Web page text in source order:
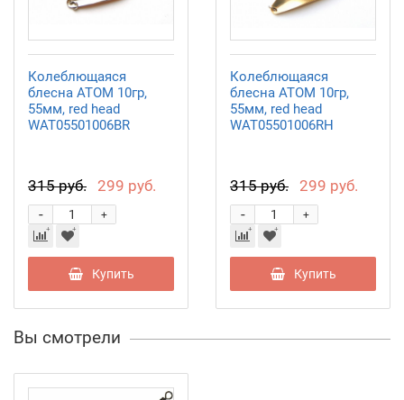
Колеблющаяся
блесна АТОМ 10гр,
55мм, red head
WAT05501006BR
315 руб. 299 руб.
+
-
Купить
Колеблющаяся
блесна АТОМ 10гр,
55мм, red head
WAT05501006RH
315 руб. 299 руб.
+
-
Купить
Вы смотрели